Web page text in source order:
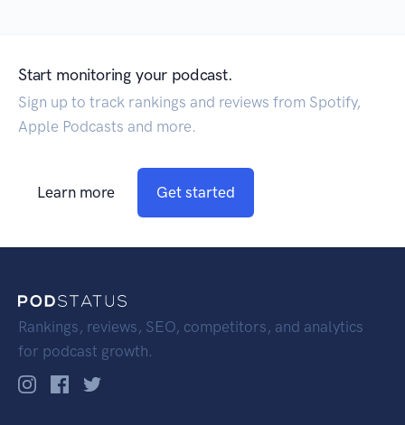
Start monitoring your podcast.
Sign up to track rankings and reviews from Spotify,
Apple Podcasts and more.
Learn more Get started
Rankings, reviews, SEO, competitors, and analytics
for podcast growth.